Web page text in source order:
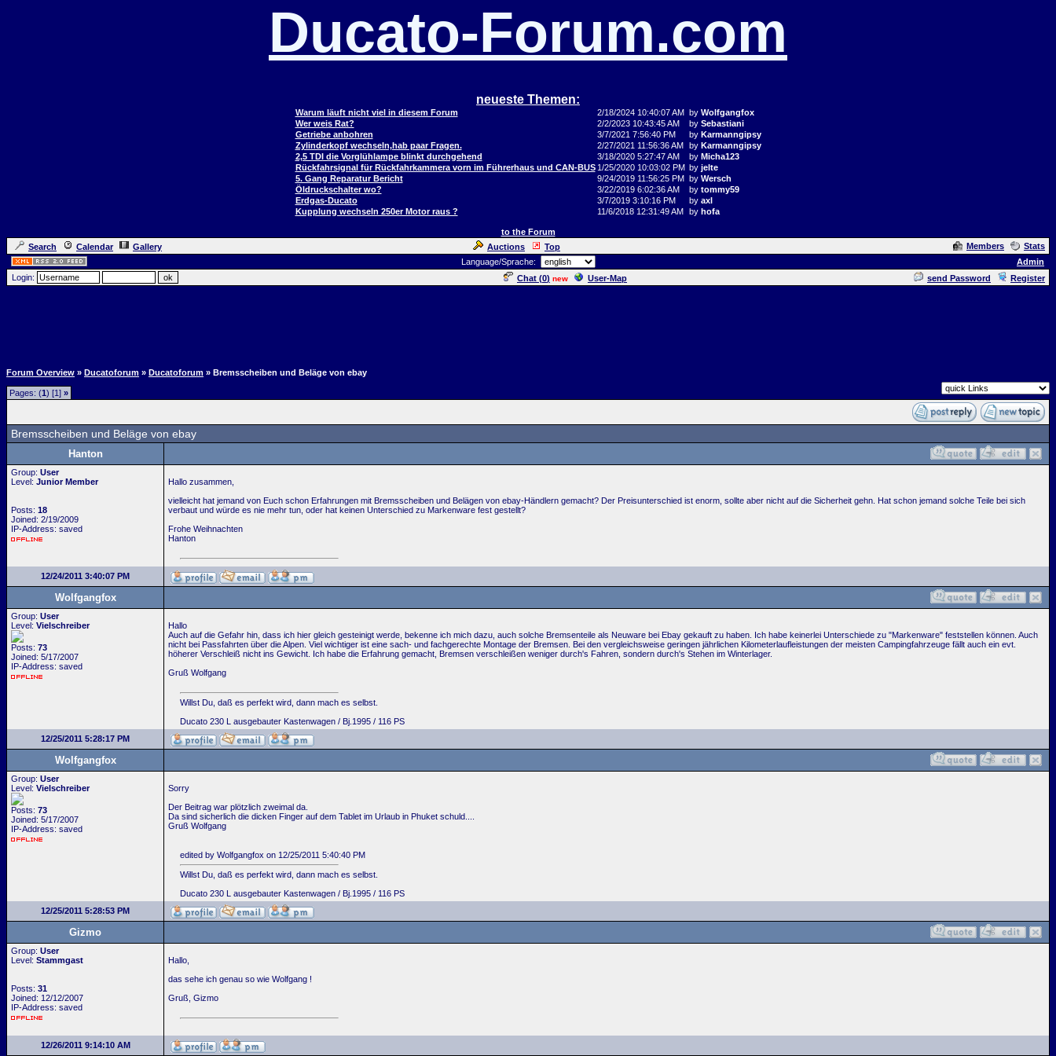
Ducato-Forum.com
neueste Themen:
Warum läuft nicht viel in diesem Forum 2/18/2024 10:40:07 AM by Wolfgangfox
Wer weis Rat?
2/2/2023 10:43:45 AM by Sebastiani
Getriebe anbohren
3/7/2021 7:56:40 PM by Karmanngipsy
Zylinderkopf wechseln,hab paar Fragen.
2/27/2021 11:56:36 AM by Karmanngipsy
2,5 TDI die Vorglühlampe blinkt durchgehend
3/18/2020 5:27:47 AM by Micha123
Rückfahrsignal für Rückfahrkammera vorn im Führerhaus und CAN-BUS 1/25/2020 10:03:02 PM by jelte
5. Gang Reparatur Bericht
9/24/2019 11:56:25 PM by Wersch
Öldruckschalter wo?
3/22/2019 6:02:36 AM by tommy59
Erdgas-Ducato
3/7/2019 3:10:16 PM by axl
Kupplung wechseln 250er Motor raus ?
11/6/2018 12:31:49 AM by hofa
to the Forum
Search
Calendar Gallery Auctions Top Members
Stats
Language/Sprache:
Admin
Login:
Chat (0) new User-Map send Password Register
Forum Overview » Ducatoforum » Ducatoforum » Bremsscheiben und Beläge von ebay
Pages: (1) [1] »
Bremsscheiben und Beläge von ebay
Hanton
Group: User
Level: Junior Member
Posts: 18
Joined: 2/19/2009
IP-Address: saved
Hallo zusammen,
vielleicht hat jemand von Euch schon Erfahrungen mit Bremsscheiben und Belägen von ebay-Händlern gemacht? Der Preisunterschied ist enorm, sollte aber nicht auf die Sicherheit gehn. Hat schon jemand solche Teile bei sich
verbaut und würde es nie mehr tun, oder hat keinen Unterschied zu Markenware fest gestellt?
Frohe Weihnachten
Hanton
12/24/2011 3:40:07 PM
Wolfgangfox
Group: User
Level: Vielschreiber
Posts: 73
Joined: 5/17/2007
IP-Address: saved
Hallo
Auch auf die Gefahr hin, dass ich hier gleich gesteinigt werde, bekenne ich mich dazu, auch solche Bremsenteile als Neuware bei Ebay gekauft zu haben. Ich habe keinerlei Unterschiede zu "Markenware" feststellen können. Auch
nicht bei Passfahrten über die Alpen. Viel wichtiger ist eine sach- und fachgerechte Montage der Bremsen. Bei den vergleichsweise geringen jährlichen Kilometerlaufleistungen der meisten Campingfahrzeuge fällt auch ein evt.
höherer Verschleiß nicht ins Gewicht. Ich habe die Erfahrung gemacht, Bremsen verschleißen weniger durch's Fahren, sondern durch's Stehen im Winterlager.
Gruß Wolfgang
Willst Du, daß es perfekt wird, dann mach es selbst.
Ducato 230 L ausgebauter Kastenwagen / Bj.1995 / 116 PS
12/25/2011 5:28:17 PM
Wolfgangfox
Group: User
Level: Vielschreiber
Posts: 73
Joined: 5/17/2007
IP-Address: saved
Sorry
Der Beitrag war plötzlich zweimal da.
Da sind sicherlich die dicken Finger auf dem Tablet im Urlaub in Phuket schuld....
Gruß Wolfgang
edited by Wolfgangfox on 12/25/2011 5:40:40 PM
Willst Du, daß es perfekt wird, dann mach es selbst.
Ducato 230 L ausgebauter Kastenwagen / Bj.1995 / 116 PS
12/25/2011 5:28:53 PM
Gizmo
Group: User
Level: Stammgast
Posts: 31
Joined: 12/12/2007
IP-Address: saved
Hallo,
das sehe ich genau so wie Wolfgang !
Gruß, Gizmo
12/26/2011 9:14:10 AM